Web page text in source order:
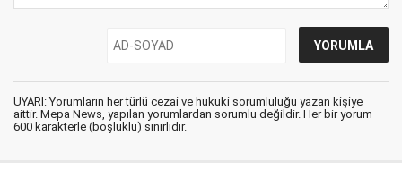
UYARI: Yorumların her türlü cezai ve hukuki sorumluluğu yazan kişiye
aittir. Mepa News, yapılan yorumlardan sorumlu değildir. Her bir yorum
600 karakterle (boşluklu) sınırlıdır.